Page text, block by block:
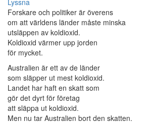
Lyssna
Forskare och politiker är överens
om att världens länder måste minska
utsläppen av koldioxid.
Koldioxid värmer upp jorden
för mycket.
Australien är ett av de länder
som släpper ut mest koldioxid.
Landet har haft en skatt som
gör det dyrt för företag
att släppa ut koldioxid.
Men nu tar Australien bort den skatten.